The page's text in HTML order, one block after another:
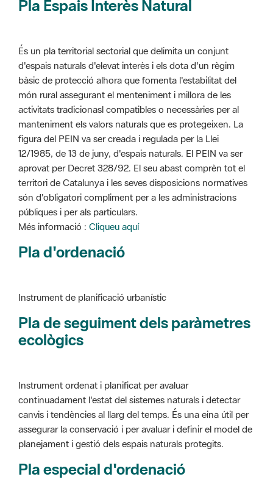
És un pla territorial sectorial que delimita un conjunt
món rural assegurant el menteniment i millora de les
activitats tradicionasl compatibles o necessàries per al
manteniment els valors naturals que es protegeixen. La
figura del PEIN va ser creada i regulada per la Llei
12/1985, de 13 de juny, d'espais naturals. El PEIN va ser
aprovat per Decret 328/92. El seu abast comprèn tot el
territori de Catalunya i les seves disposicions normatives
són d'obligatori compliment per a les administracions
públiques i per als particulars.
Més informació :Cliqueu aquí
Pla d'ordenació
Instrument de planificació urbanístic
ecològics
Instrument ordenat i planificat per avaluar
assegurar la conservació i per avaluar i definir el model de
planejament i gestió dels espais naturals protegits.
Pla especial d'ordenació
Instrument de planificació urbanístic